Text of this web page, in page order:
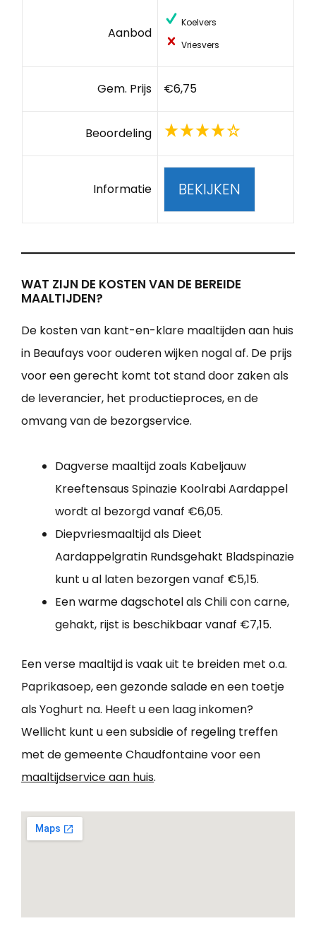
Aanbod
Koelvers
Vriesvers
Gem. Prijs €6,75
Beoordeling
Informatie BEKIJKEN
WAT ZIJN DE KOSTEN VAN DE BEREIDE
MAALTIJDEN?
De kosten van kant-en-klare maaltijden aan huis
in Beaufays voor ouderen wijken nogal af. De prijs
voor een gerecht komt tot stand door zaken als
de leverancier, het productieproces, en de
omvang van de bezorgservice.
Dagverse maaltijd zoals Kabeljauw
Kreeftensaus Spinazie Koolrabi Aardappel
wordt al bezorgd vanaf €6,05.
Diepvriesmaaltijd als Dieet
Aardappelgratin Rundsgehakt Bladspinazie
kunt u al laten bezorgen vanaf €5,15.
Een warme dagschotel als Chili con carne,
gehakt, rijst is beschikbaar vanaf €7,15.
Een verse maaltijd is vaak uit te breiden met o.a.
Paprikasoep, een gezonde salade en een toetje
als Yoghurt na. Heeft u een laag inkomen?
Wellicht kunt u een subsidie of regeling treffen
met de gemeente Chaudfontaine voor een
maaltijdservice aan huis.